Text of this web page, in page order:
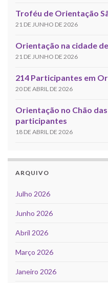
Troféu de Orientação
21 DE JUNHO DE 2026
Orientação na cidade
21 DE JUNHO DE 2026
214 Participantes em
20 DE ABRIL DE 2026
Orientação no Chão
participantes
18 DE ABRIL DE 2026
ARQUIVO
Julho 2026
Junho 2026
Abril 2026
Março 2026
Janeiro 2026